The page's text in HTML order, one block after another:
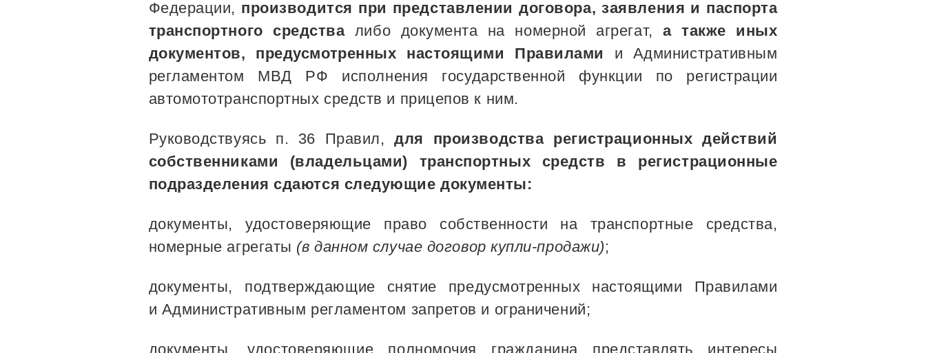
Федерации, производится при представлении договора, заявления и паспорта
транспортного средствалибо документа на номерной агрегат,а также иных
документов, предусмотренных настоящими Правилами
и Административным
регламентом МВД РФ исполнения государственной функции по регистрации
автомототранспортных средств и прицепов к ним.
Руководствуясь п. 36 Правил,для производства регистрационных действий
собственниками (владельцами) транспортных средств в регистрационные
подразделения сдаются следующие документы:
документы, удостоверяющие право собственности на транспортные средства,
номерные агрегаты (в данном случае договор купли-продажи);
документы, подтверждающие снятие предусмотренных настоящими Правилами
и Административным регламентом запретов и ограничений;
документы, удостоверяющие полномочия гражданина представлять интересы